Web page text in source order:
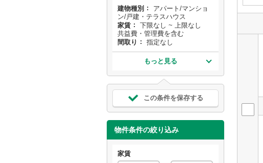
建物種別
アパート/マンショ
ン/戸建・テラスハウス
家賃
下限なし ~ 上限なし
共益費・管理費を含む
間取り
指定なし
もっと見る
この条件を保存する
物件条件の絞り込み
家賃